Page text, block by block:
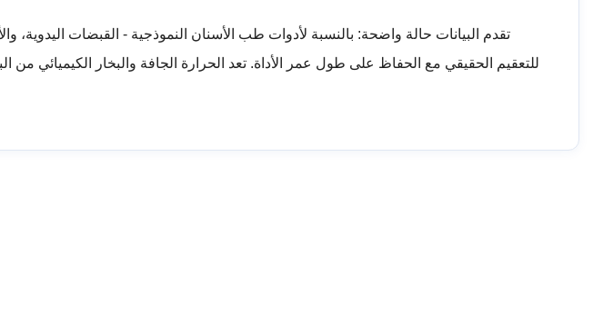
تقدم البيانات حالة واضحة: بالنسبة لأدوات طب الأسنان النموذجية - القبضات اليدوية،
للتعقيم الحقيقي مع الحفاظ على طول عمر الأداة. تعد الحرارة الجافة والبخار الكيميائي